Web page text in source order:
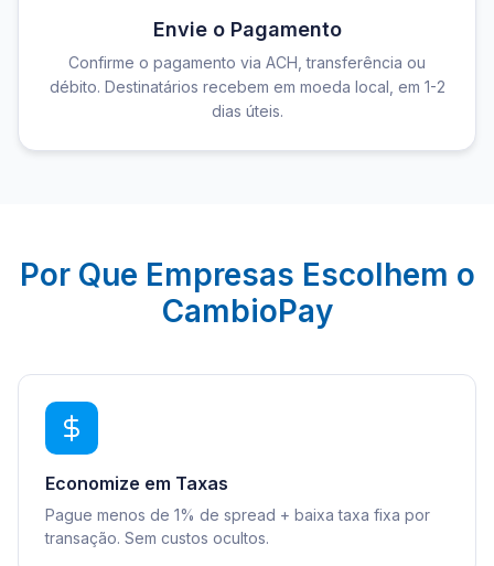
Envie o Pagamento
Confirme o pagamento via ACH, transferência ou
débito. Destinatários recebem em moeda local, em 1-2
dias úteis.
Por Que Empresas Escolhem o
CambioPay
Economize em Taxas
Pague menos de 1% de spread + baixa taxa fixa por
transação. Sem custos ocultos.